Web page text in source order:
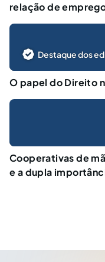
relação de
Destaque dos
O papel do Direito
Cooperativas de
e a dupla